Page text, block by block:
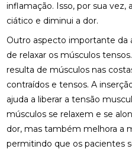
inflamação. Isso, por sua vez,
ciático e diminui a dor.
Outro aspecto importante da
de relaxar os músculos
resulta de músculos nas
contraídos e tensos. A
ajuda a liberar a tensão
músculos se relaxem e se
dor, mas também melhora a
permitindo que os pacientes
COMO A PALMILHA PARA FASCITE PLANTAR PODE
ALIVIAR SUAS DORES
COMO A QUIROPRAXIA PODE AJUDAR NO
TRATAMENTO DA
JOELHO
COMO AS PALMILHAS AJUDAM NO SEU
TRATAMENTO?